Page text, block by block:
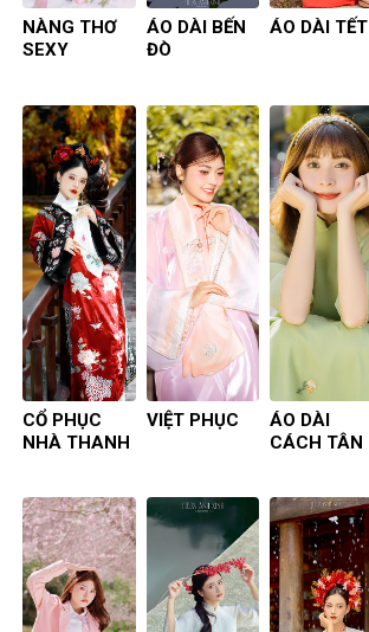
NÀNG THƠ
SEXY
ÁO DÀI BẾN
ĐÒ
ÁO DÀI TẾT
CỔ PHỤC
NHÀ THANH
VIỆT PHỤC
ÁO DÀI
CÁCH TÂN